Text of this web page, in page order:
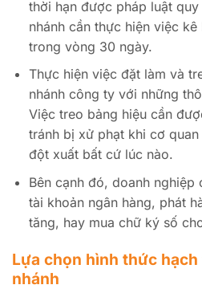
thời hạn được pháp luật
nhánh cần thực hiện việc
trong vòng 30 ngày.
Thực hiện việc đặt làm và
nhánh công ty với những
Việc treo bảng hiệu cần
tránh bị xử phạt khi cơ
đột xuất bất cứ lúc nào.
Bên cạnh đó, doanh nghiệp
tài khoản ngân hàng, phát
tăng, hay mua chữ ký số
Lựa chọn hình thức
nhánh